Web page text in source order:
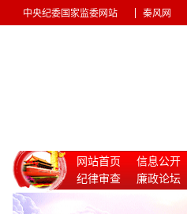
中央纪委国家监委网站 秦风网
网站首页 信息公开
纪律审查
廉政论坛